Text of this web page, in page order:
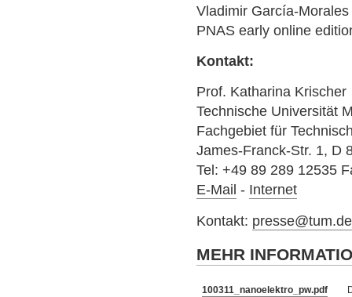
Vladimir García-
PNAS early online
Kontakt:
Prof. Katharina Krischer
Technische Universität
Fachgebiet für
James-Franck-Str. 1, D
Tel: +49 89 289 12535
E-Mail - Internet
Kontakt: presse@tum.de
MEHR
100311_nanoelektro_pw.pdf